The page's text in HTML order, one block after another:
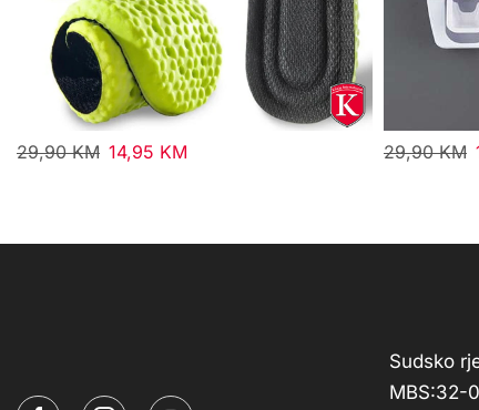
29,90KM 14,95 KM 29,90KM
Sudsko
MBS:32-